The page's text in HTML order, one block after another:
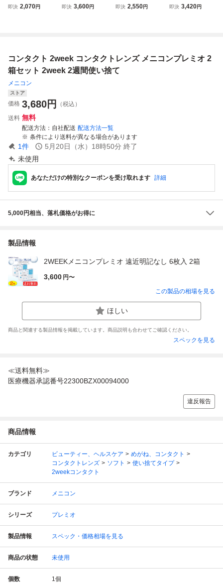
1箱 2week 2週間
即決 2,070円
2箱セット 2week
即決 3,600円
トーリック 乱視用
即決 2,550円
シス 1箱 2week 2
即決 3,420円
コンタクト 2week コンタクトレンズ メニコンプレミオ 2
箱セット 2week 2週間使い捨て
メニコン
ストア
価格 3,680円
（税込）
送料 無料
配送方法 自社配送 配送方法一覧
条件により送料が異なる場合があります
1件 5月20日（水）18時50分 終了
未使用
あなただけの特別なクーポンを受け取れます 詳細
5,000円相当、落札価格がお得に
製品情報
2WEEKメニコンプレミオ 遠近明記なし 6枚入 2箱
3,600 円〜
この製品の相場を見る
ほしい
商品と関連する製品情報を掲載しています。商品説明も合わせてご確認ください。
スペックを見る
≪送料無料≫
医療機器承認番号22300BZX00094000
違反報告
商品情報
カテゴリ ビューティー、ヘルスケア
めがね、コンタクト
コンタクトレンズ
ソフト
使い捨てタイプ
2weekコンタクト
ブランド メニコン
シリーズ プレミオ
製品情報 スペック・価格相場を見る
商品の状態 未使用
個数 1個